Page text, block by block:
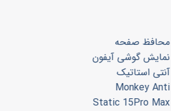
محافظ صفحه
نمایش گوشی آیفون
آنتی استاتیک
Monkey Anti
Static 15Pro Max